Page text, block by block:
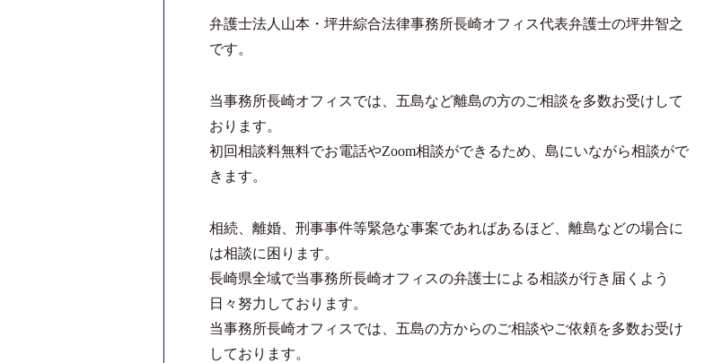
弁護士法人山本・坪井綜合法律事務所長崎オフィス代表弁護士の坪井智之
です。
当事務所長崎オフィスでは、五島など離島の方のご相談を多数お受けして
おります。
初回相談料無料でお電話やZoom相談ができるため、島にいながら相談がで
きます。
相続、離婚、刑事事件等緊急な事案であればあるほど、離島などの場合に
は相談に困ります。
長崎県全域で当事務所長崎オフィスの弁護士による相談が行き届くよう
日々努力しております。
当事務所長崎オフィスでは、五島の方からのご相談やご依頼を多数お受け
しております。